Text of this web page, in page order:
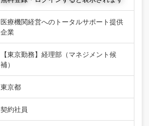
医療機関経営へのトータルサポート提供
企業
【東京勤務】経理部（マネジメント候
補）
東京都
契約社員